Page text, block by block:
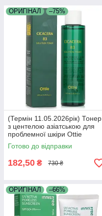
ОРИГІНАЛ –75%
(Термін 11.05.2026рік) Тонер
з центелою азіатською для
проблемної шкіри Ottie
Cicacera 83 Solution Toner
200мл
Готово до відправки
182,50 ₴ 730 ₴
ОРИГІНАЛ –66%